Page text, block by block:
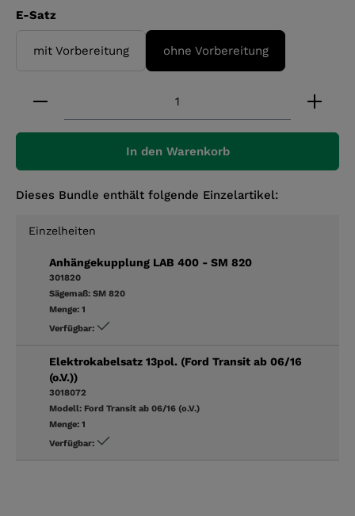
E-Satz
mit Vorbereitung ohne Vorbereitung
Produkt Anzahl: Gib den gewünschten Wert
In den Warenkorb
Dieses Bundle enthält folgende Einzelartikel:
Einzelheiten
Anhängekupplung LAB 400 - SM 820
301820
Sägemaß: SM 820
Menge: 1
Verfügbar:
Elektrokabelsatz 13pol. (Ford Transit ab 06/16
(o.V.))
3018072
Modell: Ford Transit ab 06/16 (o.V.)
Menge: 1
Verfügbar: